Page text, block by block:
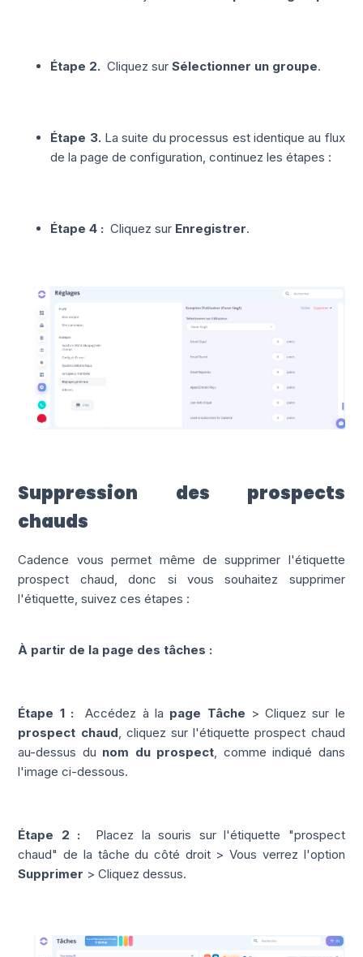
Étape 2.Cliquez surSélectionner un groupe.
Étape 3. La suite du processus est identique au flux
de la page de configuration, continuez les étapes :
Étape 4 : Cliquez sur Enregistrer.
Suppression des prospects
chauds
Cadence vous permet même de supprimer l'étiquette
prospect chaud, donc si vous souhaitez supprimer
l'étiquette, suivez ces étapes :
À partir de la page des tâches :
Étape 1 : Accédez à la page Tâche > Cliquez sur le
prospect chaud, cliquez sur l'étiquette prospect chaud
au-dessus du nom du prospect, comme indiqué dans
l'image ci-dessous.
Étape 2 :
Placez la souris sur l'étiquette "prospect
chaud" de la tâche du côté droit > Vous verrez l'option
Supprimer > Cliquez dessus.